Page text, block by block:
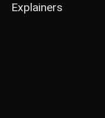
Explainers